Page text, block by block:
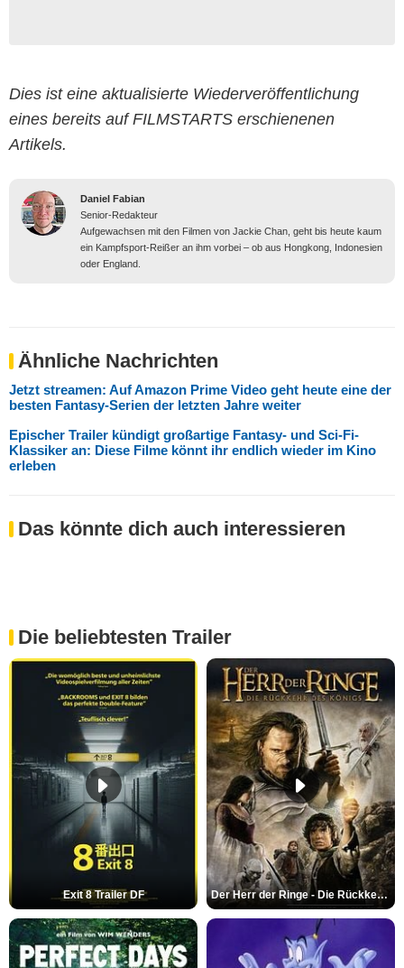
Dies ist eine aktualisierte Wiederveröffentlichung
eines bereits auf FILMSTARTS erschienenen
Artikels.
Daniel Fabian
Senior-Redakteur
Aufgewachsen mit den Filmen von Jackie Chan, geht bis heute kaum
ein Kampfsport-Reißer an ihm vorbei – ob aus Hongkong, Indonesien
oder England.
Ähnliche Nachrichten
Jetzt streamen: Auf Amazon Prime Video geht heute eine der
besten Fantasy-Serien der letzten Jahre weiter
Epischer Trailer kündigt großartige Fantasy- und Sci-Fi-
Klassiker an: Diese Filme könnt ihr endlich wieder im Kino
erleben
Das könnte dich auch interessieren
Die beliebtesten Trailer
Exit 8 Trailer DF Der Herr der Ringe - Die Rückkehr des Königs Trailer OV